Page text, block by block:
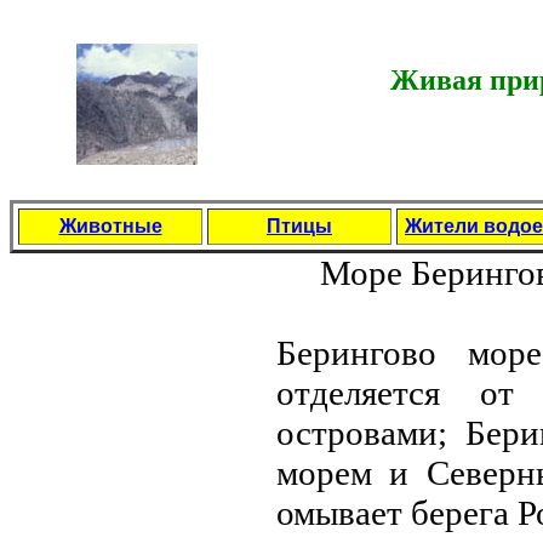
Живая
Животные Птицы Жители
Море
Берингово
отделяется
островами;
морем и
омывает берега